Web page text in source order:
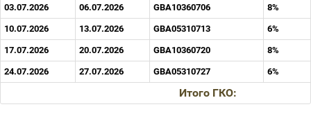
03.07.2026 06.07.2026 GBA10360706 8%
10.07.2026 13.07.2026 GBA05310713 6%
17.07.2026 20.07.2026 GBA10360720 8%
24.07.2026 27.07.2026 GBA05310727 6%
Итого ГКО: